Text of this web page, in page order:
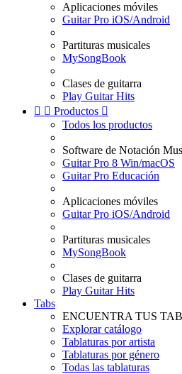
Aplicaciones móviles
Guitar Pro iOS/Android
Partituras musicales
MySongBook
Clases de guitarra
Play Guitar Hits
  Productos 
Todos los productos
Software de Notación
Guitar Pro 8 Win/macOS
Guitar Pro Educación
Aplicaciones móviles
Guitar Pro iOS/Android
Partituras musicales
MySongBook
Clases de guitarra
Play Guitar Hits
Tabs
ENCUENTRA TUS
Explorar catálogo
Tablaturas por artista
Tablaturas por género
Todas las tablaturas